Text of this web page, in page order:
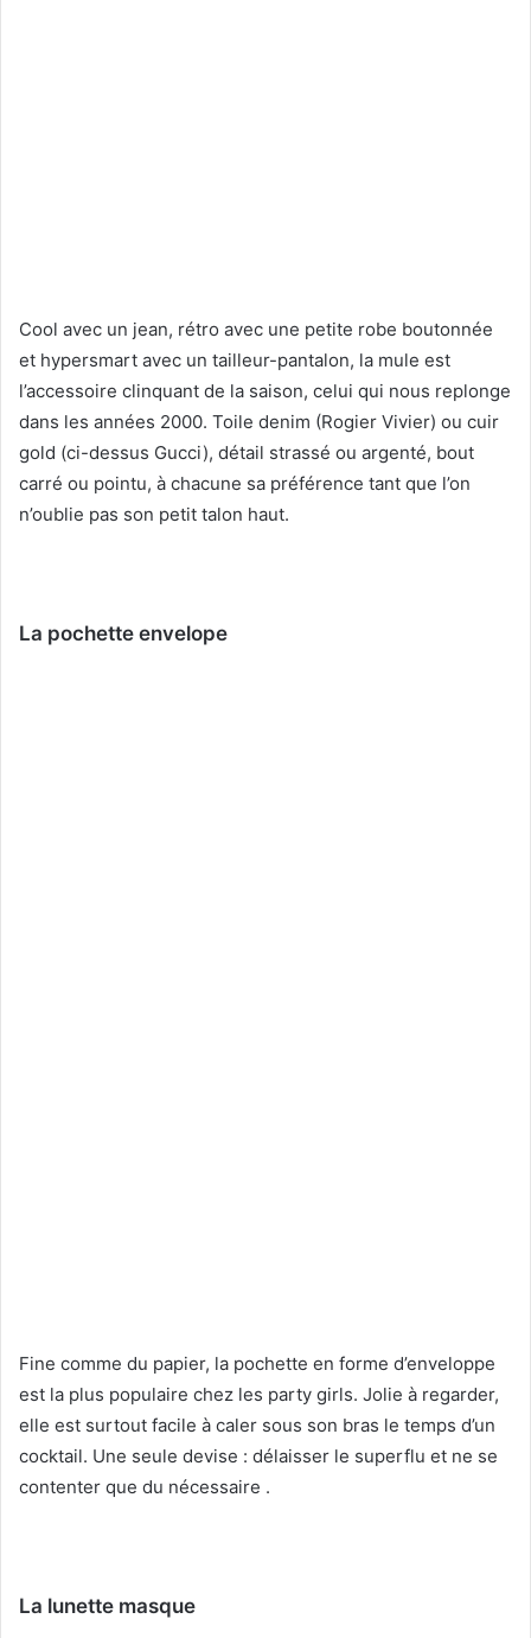
Cool avec un jean, rétro avec une petite robe boutonnée
et hypersmart avec un tailleur-pantalon, la mule est
l’accessoire clinquant de la saison, celui qui nous replonge
dans les années 2000. Toile denim (Rogier Vivier) ou cuir
gold (ci-dessus Gucci), détail strassé ou argenté, bout
carré ou pointu, à chacune sa préférence tant que l’on
n’oublie pas son petit talon haut.
La pochette envelope
Fine comme du papier, la pochette en forme d’enveloppe
est la plus populaire chez les party girls. Jolie à regarder,
elle est surtout facile à caler sous son bras le temps d’un
cocktail. Une seule devise : délaisser le superflu et ne se
contenter que du nécessaire .
La lunette masque